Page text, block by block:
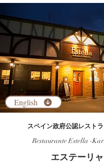
スペイン政府公認レスト
Restaurante Estella -
​エステーリャ
English